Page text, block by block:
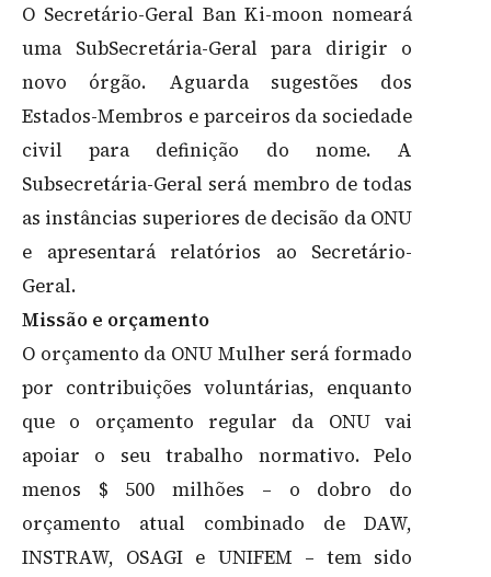
O Secretário-Geral Ban Ki-moon nomeará
uma SubSecretária-Geral para dirigir o
novo órgão. Aguarda sugestões dos
Estados-Membros e parceiros da sociedade
civil para definição do nome. A
Subsecretária-Geral será membro de todas
as instâncias superiores de decisão da ONU
e apresentará relatórios ao Secretário-
Geral.
Missão e orçamento
O orçamento da ONU Mulher será formado
por contribuições voluntárias, enquanto
que o orçamento regular da ONU vai
apoiar o seu trabalho normativo. Pelo
menos $ 500 milhões – o dobro do
orçamento atual combinado de DAW,
INSTRAW, OSAGI e UNIFEM – tem sido